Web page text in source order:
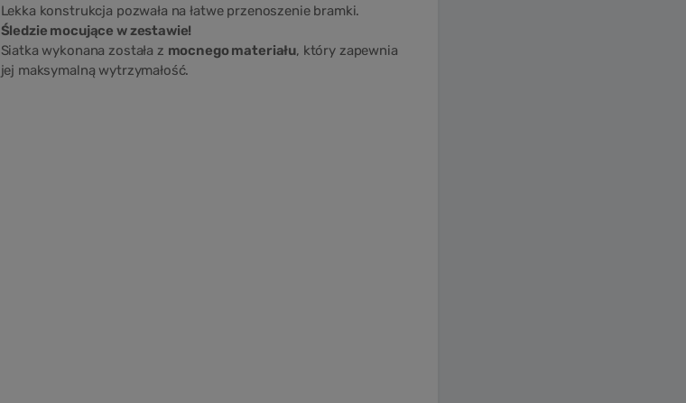
Lekka konstrukcja pozwała na łatwe przenoszenie bramki.
Śledzie mocujące w zestawie!
Siatka wykonana została z mocnego materiału, który zapewnia
jej maksymalną wytrzymałość.